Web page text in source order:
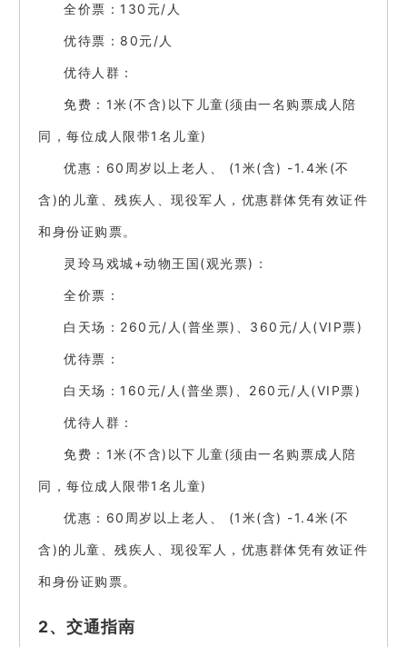
全价票：130元/人
优待票：80元/人
优待人群：
免费：1米(不含)以下儿童(须由一名购票成人陪
同，每位成人限带1名儿童)
优惠：60周岁以上老人、 (1米(含) -1.4米(不
含)的儿童、残疾人、现役军人，优惠群体凭有效证件
和身份证购票。
灵玲马戏城+动物王国(观光票)：
全价票：
白天场：260元/人(普坐票)、360元/人(VIP票)
优待票：
白天场：160元/人(普坐票)、260元/人(VIP票)
优待人群：
免费：1米(不含)以下儿童(须由一名购票成人陪
同，每位成人限带1名儿童)
优惠：60周岁以上老人、 (1米(含) -1.4米(不
含)的儿童、残疾人、现役军人，优惠群体凭有效证件
和身份证购票。
2、交通指南